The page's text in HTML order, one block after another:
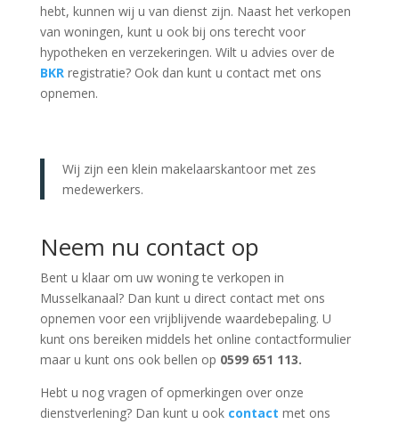
hebt, kunnen wij u van dienst zijn. Naast het verkopen
van woningen, kunt u ook bij ons terecht voor
hypotheken en verzekeringen. Wilt u advies over de
BKRregistratie? Ook dan kunt u contact met ons
opnemen.
Wij zijn een klein makelaarskantoor met zes
medewerkers.
Neem nu contact op
Bent u klaar om uw woning te verkopen in
Musselkanaal? Dan kunt u direct contact met ons
opnemen voor een vrijblijvende waardebepaling. U
kunt ons bereiken middels het online contactformulier
maar u kunt ons ook bellen op 0599 651 113.
Hebt u nog vragen of opmerkingen over onze
dienstverlening? Dan kunt u ook contact met ons